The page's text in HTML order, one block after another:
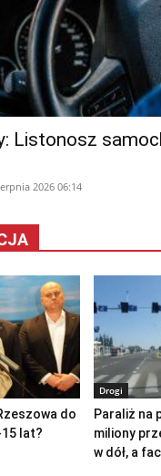
Listonosz
2026 06:14
do
lat?
Drogi
Paraliż na
miliony
w dół, a